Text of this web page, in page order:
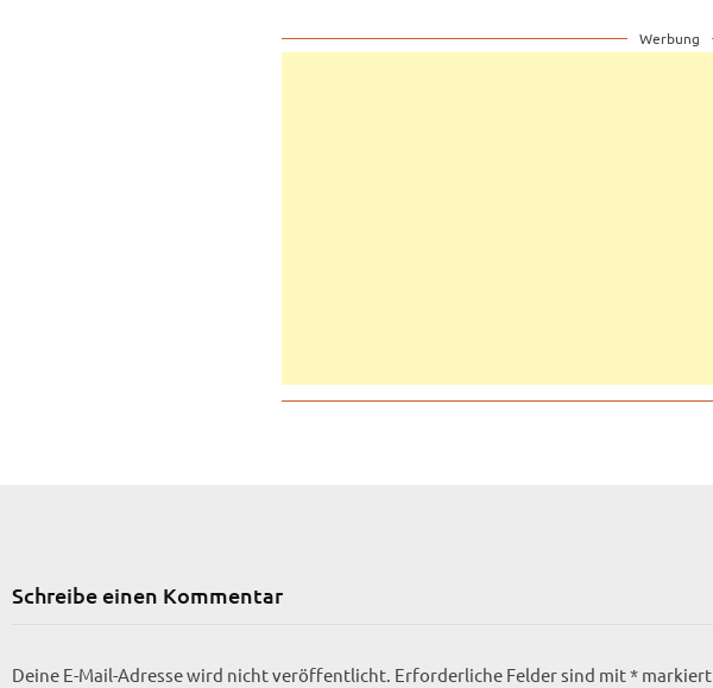
Werbung
Schreibe einen Kommentar
Deine E-Mail-Adresse wird nicht veröffentlicht. Erforderliche Felder sind mit* markiert